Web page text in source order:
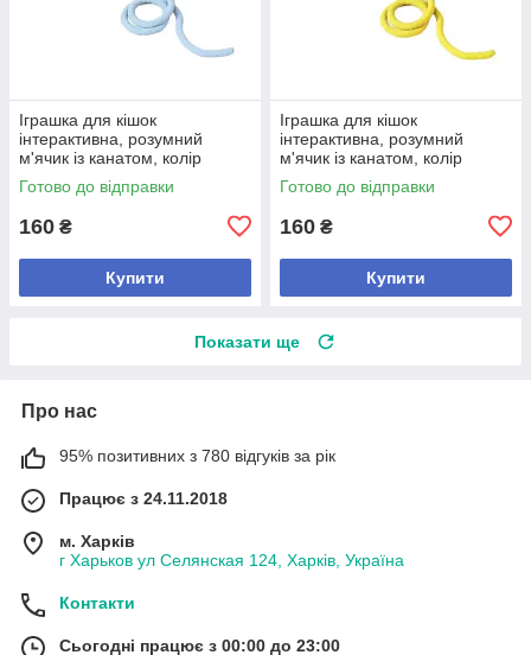
Іграшка для кішок
інтерактивна, розумний
м'ячик із канатом, колір
блакитний
Готово до відправки
160 ₴
Купити
Іграшка для кішок
інтерактивна, розумний
м'ячик із канатом, колір
жовтий
Готово до відправки
160 ₴
Купити
Показати ще
Про нас
95% позитивних з 780 відгуків за рік
Працює з 24.11.2018
м. Харків
г Харьков ул Селянская 124, Харків, Україна
Контакти
Сьогодні працює з 00:00 до 23:00